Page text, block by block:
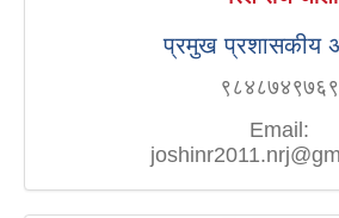
प्रमुख प्रशासकीय
९८४८७४९७६९
Email: